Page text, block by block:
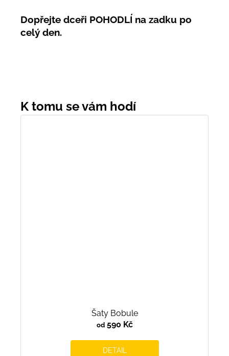
Dopřejte dceři POHODLÍ na zadku po
celý den.
Šaty Bobule
od590 Kč
DETAIL